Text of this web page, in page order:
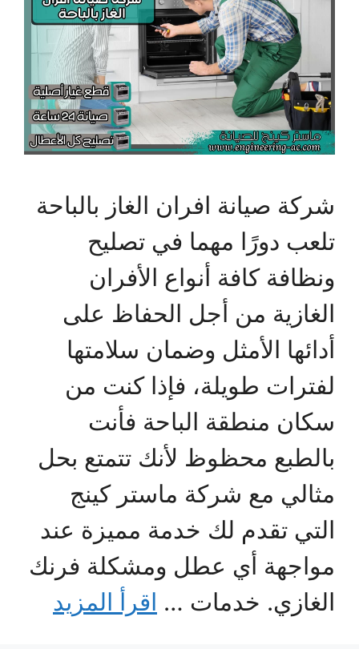
شركة صيانة افران الغاز بالباحة
تلعب دورًا مهما في تصليح
ونظافة كافة أنواع الأفران
الغازية من أجل الحفاظ على
أدائها الأمثل وضمان سلامتها
لفترات طويلة، فإذا كنت من
سكان منطقة الباحة فأنت
بالطبع محظوظ لأنك تتمتع بحل
مثالي مع شركة ماستر كينج
التي تقدم لك خدمة مميزة عند
مواجهة أي عطل ومشكلة فرنك
الغازي. خدمات … اقرأ المزيد